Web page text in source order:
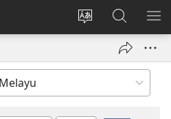
Tukar
bahasa
web
Log
Masuk
baharu)
Cari
JW.ORG